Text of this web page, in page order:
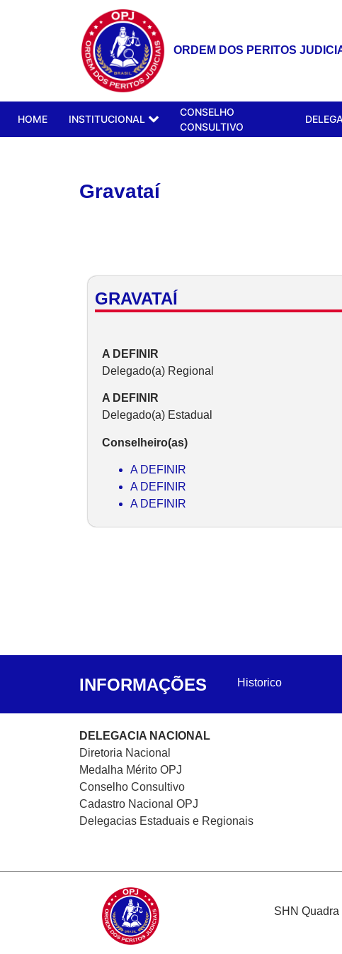
ORDEM DOS PERITOS
HOME INSTITUCIONAL
CONSELHO
CONSULTIVO
Gravataí
GRAVATAÍ
A DEFINIR
Delegado(a) Regional
A DEFINIR
Delegado(a) Estadual
Conselheiro(as)
A DEFINIR
A DEFINIR
A DEFINIR
INFORMAÇÕES Historico
DELEGACIA NACIONAL
Diretoria Nacional
Medalha Mérito OPJ
Conselho Consultivo
Cadastro Nacional OPJ
Delegacias Estaduais e Regionais
SHN Quadra